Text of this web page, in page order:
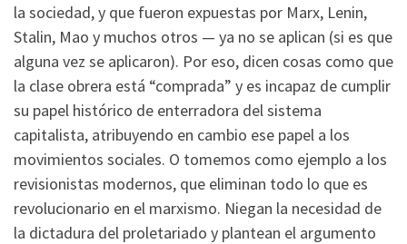
la sociedad, y que fueron expuestas por Marx, Lenin,
Stalin, Mao y muchos otros — ya no se aplican (si es que
alguna vez se aplicaron). Por eso, dicen cosas como que
la clase obrera está “comprada” y es incapaz de cumplir
su papel histórico de enterradora del sistema
capitalista, atribuyendo en cambio ese papel a los
movimientos sociales. O tomemos como ejemplo a los
revisionistas modernos, que eliminan todo lo que es
revolucionario en el marxismo. Niegan la necesidad de
la dictadura del proletariado y plantean el argumento